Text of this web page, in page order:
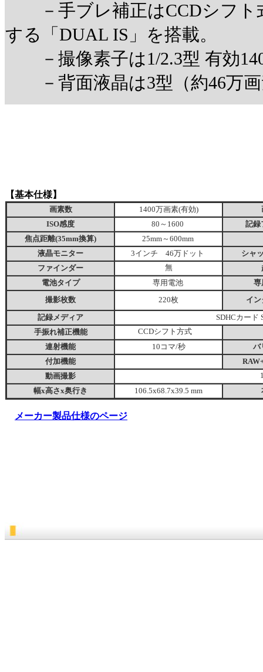
－手ブレ補正はCCDシフト
する「DUAL IS」を搭載。
－撮像素子は1/2.3型 有効
－背面液晶は3型（約46万画
【基本仕様】
画素数 1400万画素(有効)
ISO感度
80～1600
記録
焦点距離(35mm換算)
25mm～600mm
液晶モニター
3インチ 46万ドット
シャ
ファインダー
無
電池タイプ
専用電池
専
撮影枚数
220枚
イ
記録メディア
SDHCカード
手振れ補正機能
CCDシフト方式
連射機能 10コマ/秒
バ
付加機能
動画撮影
幅x高さx奥行き 106.5x68.7x39.5 mm
メーカー製品仕様のページ